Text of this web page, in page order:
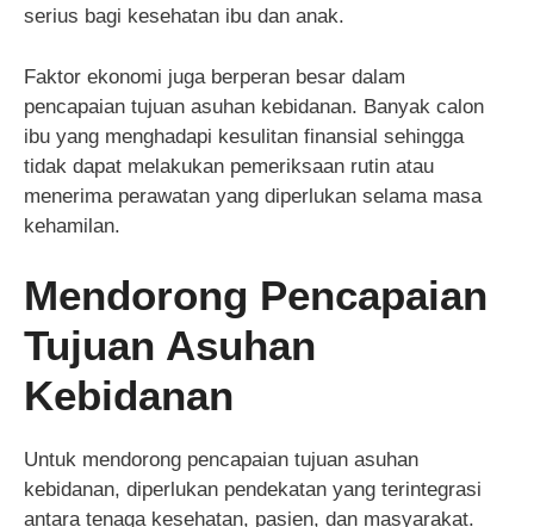
serius bagi kesehatan ibu dan anak.
Faktor ekonomi juga berperan besar dalam
pencapaian tujuan asuhan kebidanan. Banyak calon
ibu yang menghadapi kesulitan finansial sehingga
tidak dapat melakukan pemeriksaan rutin atau
menerima perawatan yang diperlukan selama masa
kehamilan.
Mendorong Pencapaian
Tujuan Asuhan
Kebidanan
Untuk mendorong pencapaian tujuan asuhan
kebidanan, diperlukan pendekatan yang terintegrasi
antara tenaga kesehatan, pasien, dan masyarakat.